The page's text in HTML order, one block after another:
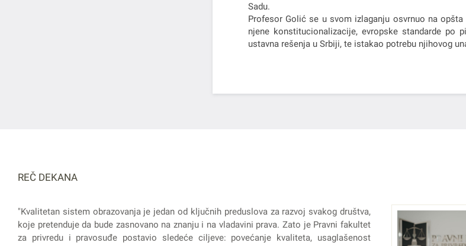
Sadu.
Profesor Golić se u svom izlaganju osvrnuo na
njene konstitucionalizacije, evropske standarde po
ustavna rešenja u Srbiji, te istakao potrebu njihovog
REČ DEKANA
"Kvalitetan sistem obrazovanja je jedan od ključnih preduslova za razvoj svakog društva,
koje pretenduje da bude zasnovano na znanju i na vladavini prava. Zato je Pravni fakultet
za privredu i pravosuđe postavio sledeće ciljeve: povećanje kvaliteta, usaglašenost